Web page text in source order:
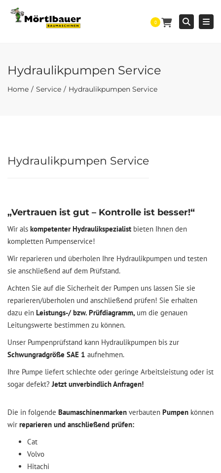
0
Hydraulikpumpen Service
Home Service Hydraulikpumpen Service
Hydraulikpumpen Service
„Vertrauen ist gut – Kontrolle ist besser!“
Wir als kompetenter Hydraulikspezialist bieten Ihnen den
kompletten Pumpenservice!
Wir reparieren und überholen Ihre Hydraulikpumpen und testen
sie anschließend auf dem Prüfstand.
Achten Sie auf die Sicherheit der Pumpen uns lassen Sie sie
reparieren/überholen und anschließend prüfen! Sie erhalten
dazu ein Leistungs-/ bzw. Prüfdiagramm, um die genauen
Leitungswerte bestimmen zu können.
Unser Pumpenprüfstand kann Hydraulikpumpen bis zur
Schwungradgröße SAE 1 aufnehmen.
Ihre Pumpe liefert schlechte oder geringe Arbeitsleistung oder ist
sogar defekt? Jetzt unverbindlich Anfragen!
Die in folgende Baumaschinenmarken verbauten Pumpen können
wir reparieren und anschließend prüfen:
Cat
Volvo
Hitachi